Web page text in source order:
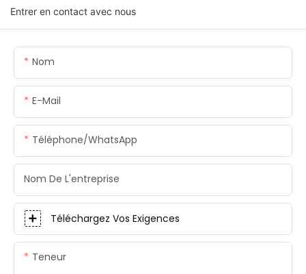
Entrer en contact avec nous
Nom
E-Mail
Téléphone/WhatsApp
Nom De L'entreprise
Téléchargez Vos Exigences
Teneur